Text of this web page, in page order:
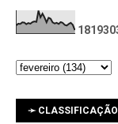
181930
➛